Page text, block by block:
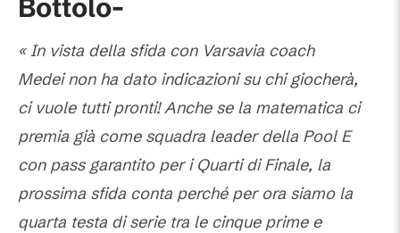
Bottolo-
« In vista della sfida con Varsavia coach
Medei non ha dato indicazioni su chi giocherà,
ci vuole tutti pronti! Anche se la matematica ci
premia già come squadra leader della Pool E
con pass garantito per i Quarti di Finale, la
prossima sfida conta perché per ora siamo la
quarta testa di serie tra le cinque prime e